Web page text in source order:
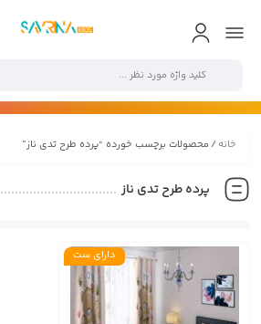
خانه/ محصولات برچسب خورده “پرده طرح تدی ناز”
پرده طرح تدی ناز
دارای ست